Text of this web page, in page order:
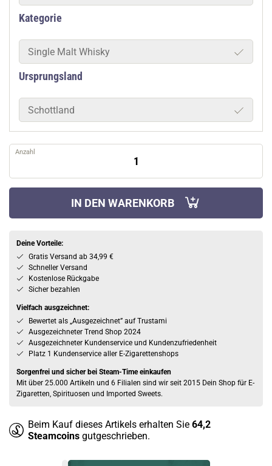
Kategorie
Single Malt Whisky
Ursprungsland
Schottland
Anzahl
IN DEN WARENKORB
Deine Vorteile:
Gratis Versand ab 34,99 €
Schneller Versand
Kostenlose Rückgabe
Sicher bezahlen
Vielfach ausgzeichnet:
Bewertet als „Ausgezeichnet” auf Trustami
Ausgezeichneter Trend Shop 2024
Ausgezeichneter Kundenservice und Kundenzufriedenheit
Platz 1 Kundenservice aller E-Zigarettenshops
Sorgenfrei und sicher bei Steam-Time einkaufen
Mit über 25.000 Artikeln und 6 Filialen sind wir seit 2015 Dein Shop für E-
Zigaretten, Spirituosen und Imported Sweets.
Beim Kauf dieses Artikels erhalten Sie 64,2
Steamcoins gutgeschrieben.